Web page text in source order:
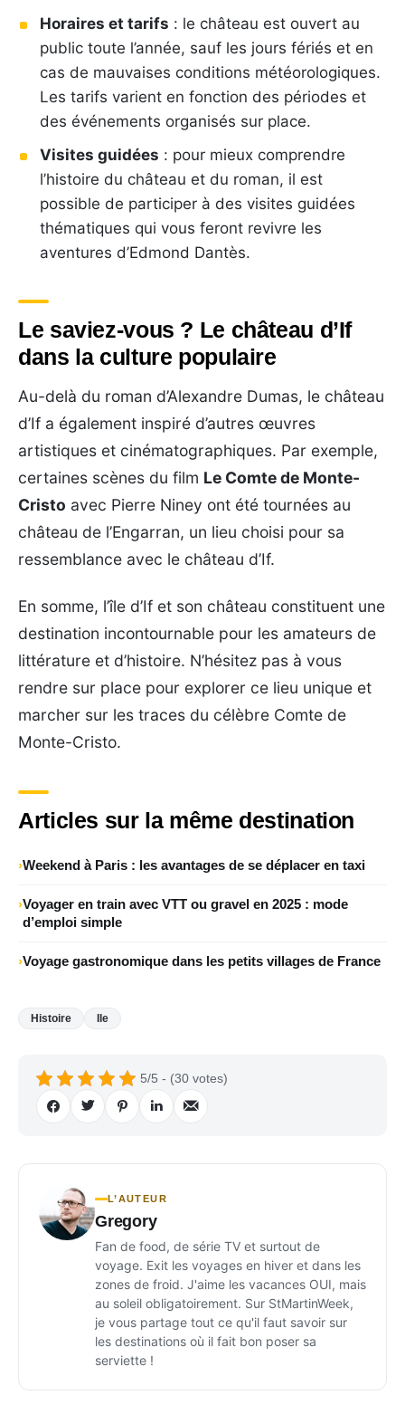
Horaires et tarifs : le château est ouvert au
public toute l’année, sauf les jours fériés et en
cas de mauvaises conditions météorologiques.
Les tarifs varient en fonction des périodes et
des événements organisés sur place.
Visites guidées : pour mieux comprendre
l’histoire du château et du roman, il est
possible de participer à des visites guidées
thématiques qui vous feront revivre les
aventures d’Edmond Dantès.
Le saviez-vous ? Le château d’If
dans la culture populaire
Au-delà du roman d’Alexandre Dumas, le château
d’If a également inspiré d’autres œuvres
artistiques et cinématographiques. Par exemple,
certaines scènes du film Le Comte de Monte-
Cristo avec Pierre Niney ont été tournées au
château de l’Engarran, un lieu choisi pour sa
ressemblance avec le château d’If.
En somme, l’île d’If et son château constituent une
destination incontournable pour les amateurs de
littérature et d’histoire. N’hésitez pas à vous
rendre sur place pour explorer ce lieu unique et
marcher sur les traces du célèbre Comte de
Monte-Cristo.
Articles sur la même destination
Weekend à Paris : les avantages de se déplacer en taxi
Voyager en train avec VTT ou gravel en 2025 : mode
d’emploi simple
Voyage gastronomique dans les petits villages de France
Histoire Ile
5/5 - (30 votes)
L’AUTEUR
Gregory
Fan de food, de série TV et surtout de
voyage. Exit les voyages en hiver et dans les
zones de froid. J'aime les vacances OUI, mais
au soleil obligatoirement. Sur StMartinWeek,
je vous partage tout ce qu'il faut savoir sur
les destinations où il fait bon poser sa
serviette !